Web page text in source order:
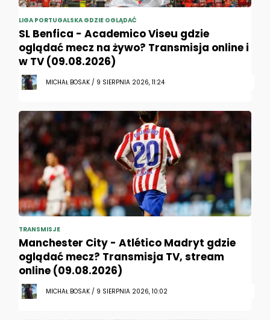
LIGA PORTUGALSKA GDZIE OGLĄDAĆ
SL Benfica - Academico Viseu gdzie
oglądać mecz na żywo? Transmisja online i
w TV (09.08.2026)
MICHAŁ BOSAK / 9 SIERPNIA 2026, 11:24
TRANSMISJE
Manchester City - Atlético Madryt gdzie
oglądać mecz? Transmisja TV, stream
online (09.08.2026)
MICHAŁ BOSAK / 9 SIERPNIA 2026, 10:02